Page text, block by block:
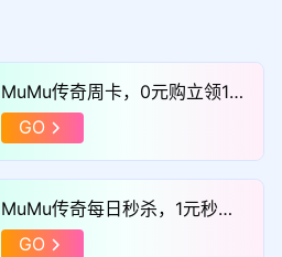
MuMu传奇周卡，0元购立领11
52满减券！
GO
MuMu传奇每日秒杀，1元秒巨
额满减券！
GO